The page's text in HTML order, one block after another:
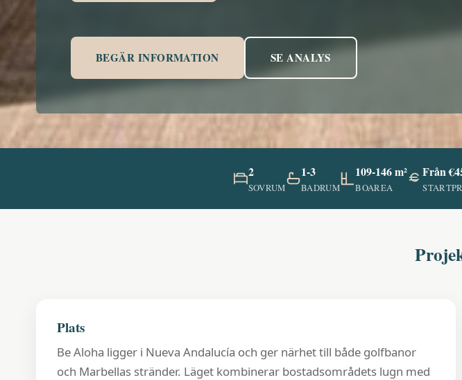
BEGÄR INFORMATION SE ANALYS
2
SOVRUM
1-3
BADRUM
109-146 m²
BOAREA
Från
Plats
Be Aloha ligger i Nueva Andalucía och ger närhet till både golfbanor
och Marbellas stränder. Läget kombinerar bostadsområdets lugn med